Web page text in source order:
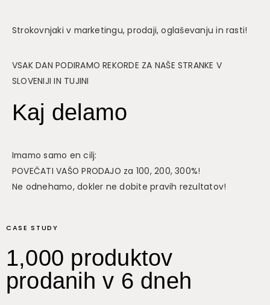
Strokovnjaki v marketingu, prodaji, oglaševanju in rasti!
VSAK DAN PODIRAMO REKORDE ZA NAŠE STRANKE V
SLOVENIJI IN TUJINI
Kaj delamo
Imamo samo en cilj:
POVEČATI VAŠO PRODAJO za 100, 200, 300%!
Ne odnehamo, dokler ne dobite pravih rezultatov!
CASE STUDY
1,000 produktov
prodanih v 6 dneh